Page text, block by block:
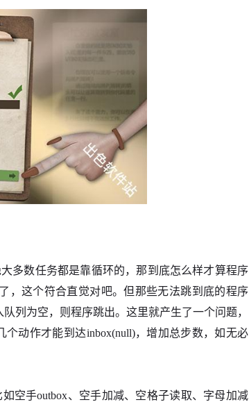
多数任务都是靠循环的，那到底怎么样才算程序
，这个符合直觉对吧。但那些无法跳到底的程序
列为空，则程序跳出。这里就产生了一个问题，
动作才能到达inbox(null)，增加总步数，如无必
空手outbox、空手加减、空格子读取、字母加减